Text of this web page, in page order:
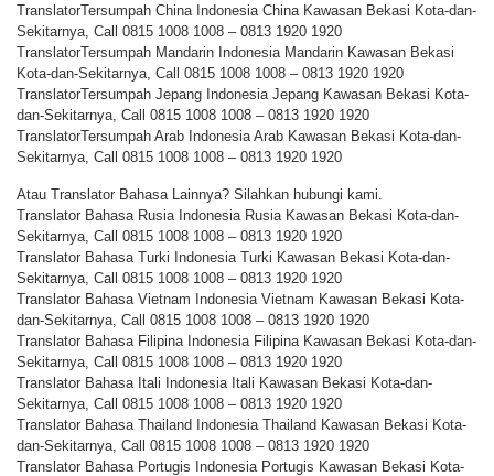
TranslatorTersumpah China Indonesia China Kawasan Bekasi Kota-dan-
Sekitarnya, Call 0815 1008 1008 – 0813 1920 1920
TranslatorTersumpah Mandarin Indonesia Mandarin Kawasan Bekasi
Kota-dan-Sekitarnya, Call 0815 1008 1008 – 0813 1920 1920
TranslatorTersumpah Jepang Indonesia Jepang Kawasan Bekasi Kota-
dan-Sekitarnya, Call 0815 1008 1008 – 0813 1920 1920
TranslatorTersumpah Arab Indonesia Arab Kawasan Bekasi Kota-dan-
Sekitarnya, Call 0815 1008 1008 – 0813 1920 1920
Atau Translator Bahasa Lainnya? Silahkan hubungi kami.
Translator Bahasa Rusia Indonesia Rusia Kawasan Bekasi Kota-dan-
Sekitarnya, Call 0815 1008 1008 – 0813 1920 1920
Translator Bahasa Turki Indonesia Turki Kawasan Bekasi Kota-dan-
Sekitarnya, Call 0815 1008 1008 – 0813 1920 1920
Translator Bahasa Vietnam Indonesia Vietnam Kawasan Bekasi Kota-
dan-Sekitarnya, Call 0815 1008 1008 – 0813 1920 1920
Translator Bahasa Filipina Indonesia Filipina Kawasan Bekasi Kota-dan-
Sekitarnya, Call 0815 1008 1008 – 0813 1920 1920
Translator Bahasa Itali Indonesia Itali Kawasan Bekasi Kota-dan-
Sekitarnya, Call 0815 1008 1008 – 0813 1920 1920
Translator Bahasa Thailand Indonesia Thailand Kawasan Bekasi Kota-
dan-Sekitarnya, Call 0815 1008 1008 – 0813 1920 1920
Translator Bahasa Portugis Indonesia Portugis Kawasan Bekasi Kota-